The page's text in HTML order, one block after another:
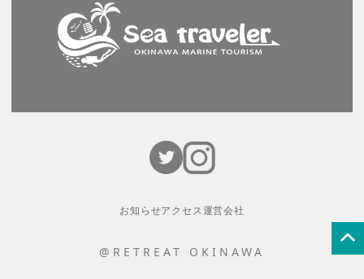
お知らせアクセス運営会社
@RETREAT OKINAWA